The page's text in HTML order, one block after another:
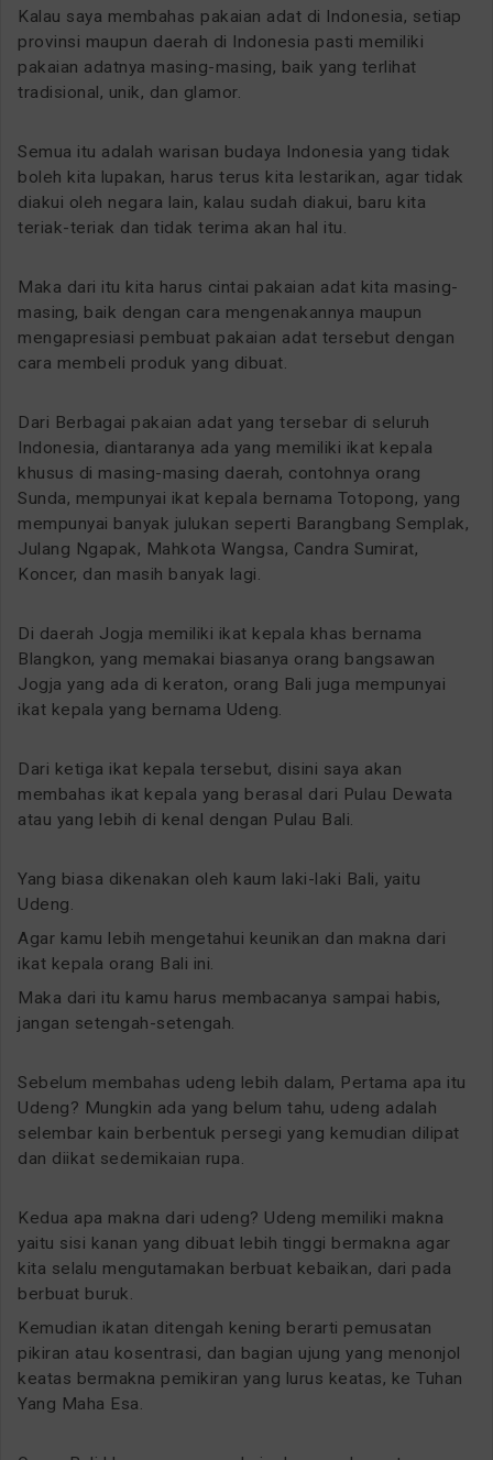
Kalau saya membahas pakaian adat di Indonesia, setiap
provinsi maupun daerah di Indonesia pasti memiliki
pakaian adatnya masing-masing, baik yang terlihat
tradisional, unik, dan glamor.
Semua itu adalah warisan budaya Indonesia yang tidak
boleh kita lupakan, harus terus kita lestarikan, agar tidak
diakui oleh negara lain, kalau sudah diakui, baru kita
teriak-teriak dan tidak terima akan hal itu.
Maka dari itu kita harus cintai pakaian adat kita masing-
masing, baik dengan cara mengenakannya maupun
mengapresiasi pembuat pakaian adat tersebut dengan
cara membeli produk yang dibuat.
Dari Berbagai pakaian adat yang tersebar di seluruh
Indonesia, diantaranya ada yang memiliki ikat kepala
khusus di masing-masing daerah, contohnya orang
Sunda, mempunyai ikat kepala bernama Totopong, yang
mempunyai banyak julukan seperti Barangbang Semplak,
Julang Ngapak, Mahkota Wangsa, Candra Sumirat,
Koncer, dan masih banyak lagi.
Di daerah Jogja memiliki ikat kepala khas bernama
Blangkon, yang memakai biasanya orang bangsawan
Jogja yang ada di keraton, orang Bali juga mempunyai
ikat kepala yang bernama Udeng.
Dari ketiga ikat kepala tersebut, disini saya akan
membahas ikat kepala yang berasal dari Pulau Dewata
atau yang lebih di kenal dengan Pulau Bali.
Yang biasa dikenakan oleh kaum laki-laki Bali, yaitu
Udeng.
Agar kamu lebih mengetahui keunikan dan makna dari
ikat kepala orang Bali ini.
Maka dari itu kamu harus membacanya sampai habis,
jangan setengah-setengah.
Sebelum membahas udeng lebih dalam, Pertama apa itu
Udeng? Mungkin ada yang belum tahu, udeng adalah
selembar kain berbentuk persegi yang kemudian dilipat
dan diikat sedemikaian rupa.
Kedua apa makna dari udeng? Udeng memiliki makna
yaitu sisi kanan yang dibuat lebih tinggi bermakna agar
kita selalu mengutamakan berbuat kebaikan, dari pada
berbuat buruk.
Kemudian ikatan ditengah kening berarti pemusatan
pikiran atau kosentrasi, dan bagian ujung yang menonjol
keatas bermakna pemikiran yang lurus keatas, ke Tuhan
Yang Maha Esa.